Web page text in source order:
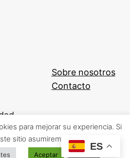
Sobre nosotros
Contacto
para mejorar su experiencia. Si
sitio asumiremos que está de
Aceptar Leer más
ES